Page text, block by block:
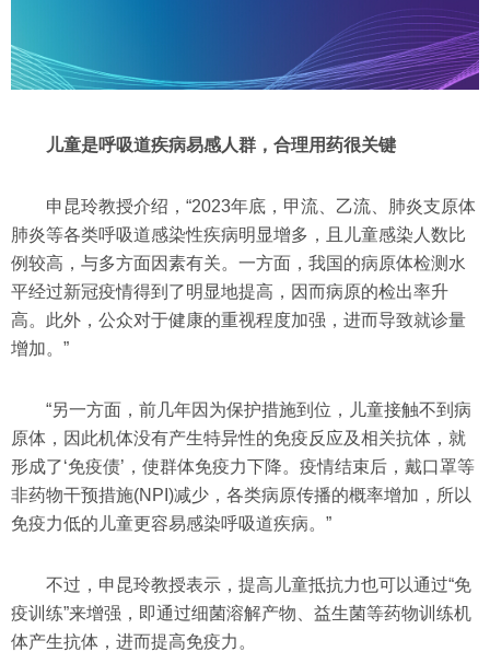
儿童是呼吸道疾病易感人群，合理用药很关键
申昆玲教授介绍，“2023年底，甲流、乙流、肺炎支原体
肺炎等各类呼吸道感染性疾病明显增多，且儿童感染人数比
例较高，与多方面因素有关。一方面，我国的病原体检测水
平经过新冠疫情得到了明显地提高，因而病原的检出率升
高。此外，公众对于健康的重视程度加强，进而导致就诊量
增加。”
“另一方面，前几年因为保护措施到位，儿童接触不到病
原体，因此机体没有产生特异性的免疫反应及相关抗体，就
形成了‘免疫债’，使群体免疫力下降。疫情结束后，戴口罩等
非药物干预措施(NPI)减少，各类病原传播的概率增加，所以
免疫力低的儿童更容易感染呼吸道疾病。”
不过，申昆玲教授表示，提高儿童抵抗力也可以通过“免
疫训练”来增强，即通过细菌溶解产物、益生菌等药物训练机
体产生抗体，进而提高免疫力。